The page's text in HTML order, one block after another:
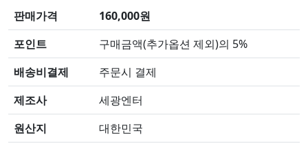
판매가격
160,000원
포인트
구매금액(추가옵션 제외)의 5%
배송비결제
주문시 결제
제조사
세광엔터
원산지
대한민국